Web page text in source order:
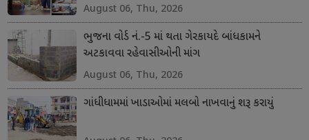
August 06, Thu, 2026
ભુજના વોર્ડ નં.-5 માં થતા ગેરકાયદે બાંધકામને
અટકાવવા રહેવાસીઓની માંગ
August 06, Thu, 2026
ગાંધીધામમાં ખાડાઓમાં મલબો નાખવાનું શરૂ કરાયું